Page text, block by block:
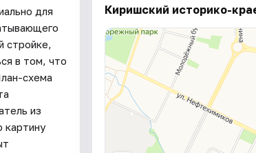
для
стройке,
в том, что
схема
из
картину
Киришский историко-